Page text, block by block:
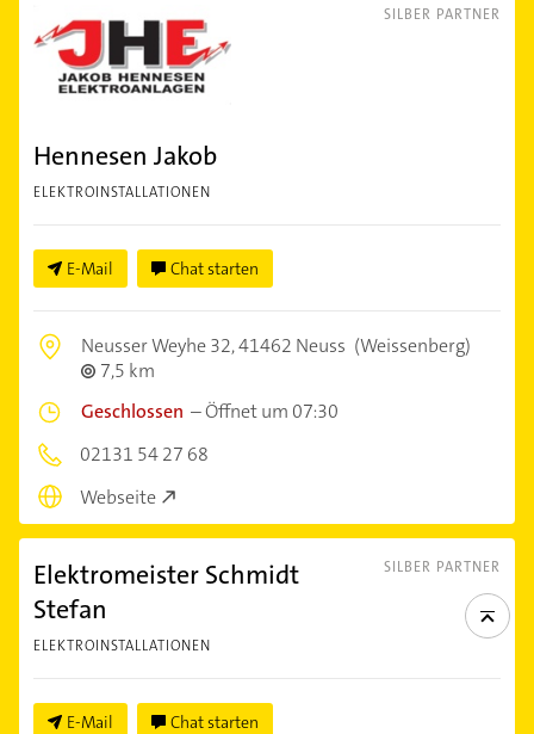
SILBER PARTNER
Hennesen Jakob
ELEKTROINSTALLATIONEN
E-Mail Chat starten
Neusser Weyhe 32,41462 Neuss (Weissenberg)
7,5 km
Geschlossen –Öffnet um 07:30
02131 54 27 68
Webseite
SILBER PARTNER
Elektromeister Schmidt
Stefan
ELEKTROINSTALLATIONEN
E-Mail Chat starten